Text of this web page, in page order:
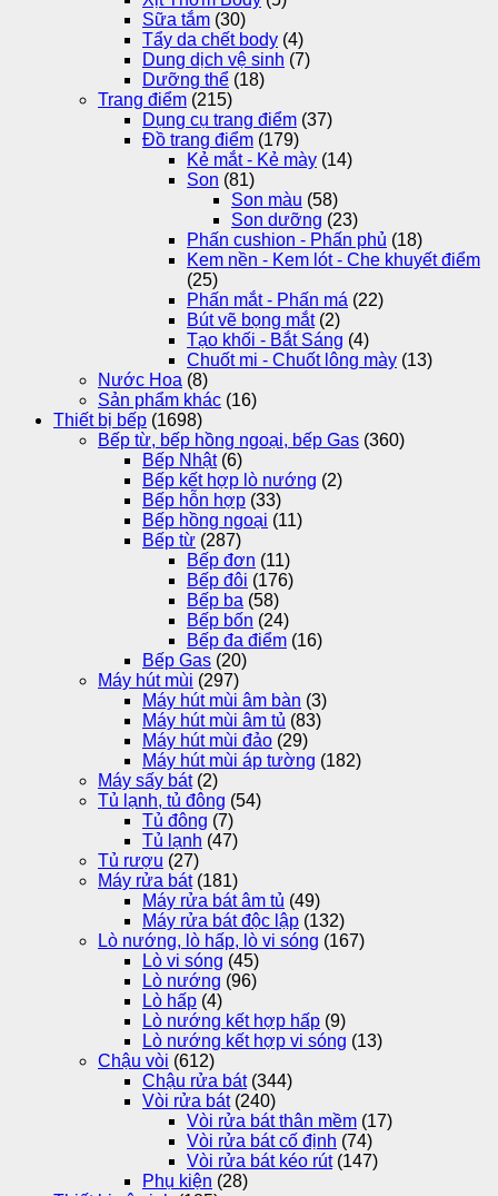
Sữa tắm (30)
Tẩy da chết body (4)
Dung dịch vệ sinh (7)
Dưỡng thể (18)
Trang điểm (215)
Dụng cụ trang điểm (37)
Đồ trang điểm (179)
Kẻ mắt - Kẻ mày (14)
Son (81)
Son màu (58)
Son dưỡng (23)
Phấn cushion - Phấn phủ (18)
Kem nền - Kem lót - Che khuyết điểm
(25)
Phấn mắt - Phấn má (22)
Bút vẽ bọng mắt (2)
Tạo khối - Bắt Sáng (4)
Chuốt mi - Chuốt lông mày (13)
Nước Hoa (8)
Sản phẩm khác (16)
Thiết bị bếp (1698)
Bếp từ, bếp hồng ngoại, bếp Gas (360)
Bếp Nhật (6)
Bếp kết hợp lò nướng (2)
Bếp hỗn hợp (33)
Bếp hồng ngoại (11)
Bếp từ (287)
Bếp đơn (11)
Bếp đôi (176)
Bếp ba (58)
Bếp bốn (24)
Bếp đa điểm (16)
Bếp Gas (20)
Máy hút mùi (297)
Máy hút mùi âm bàn (3)
Máy hút mùi âm tủ (83)
Máy hút mùi đảo (29)
Máy hút mùi áp tường (182)
Máy sấy bát (2)
Tủ lạnh, tủ đông (54)
Tủ đông (7)
Tủ lạnh (47)
Tủ rượu (27)
Máy rửa bát (181)
Máy rửa bát âm tủ (49)
Máy rửa bát độc lập (132)
Lò nướng, lò hấp, lò vi sóng (167)
Lò vi sóng (45)
Lò nướng (96)
Lò hấp (4)
Lò nướng kết hợp hấp (9)
Lò nướng kết hợp vi sóng (13)
Chậu vòi (612)
Chậu rửa bát (344)
Vòi rửa bát (240)
Vòi rửa bát thân mềm (17)
Vòi rửa bát cố định (74)
Vòi rửa bát kéo rút (147)
Phụ kiện (28)